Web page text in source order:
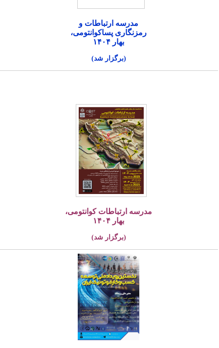
مدرسه ارتباطات و
رمزنگاری پساکوانتومی،
بهار ۱۴۰۴
(برگزار شد)
مدرسه ارتباطات کوانتومی،
بهار ۱۴۰۴
(برگزار شد)